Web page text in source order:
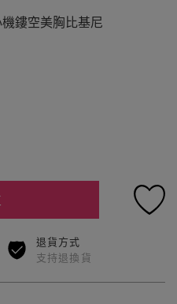
鏤空美胸比基尼
退貨方式
支持退換貨